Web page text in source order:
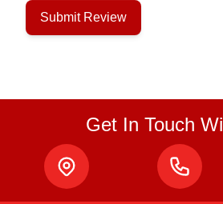
Submit Review
Get In Touch